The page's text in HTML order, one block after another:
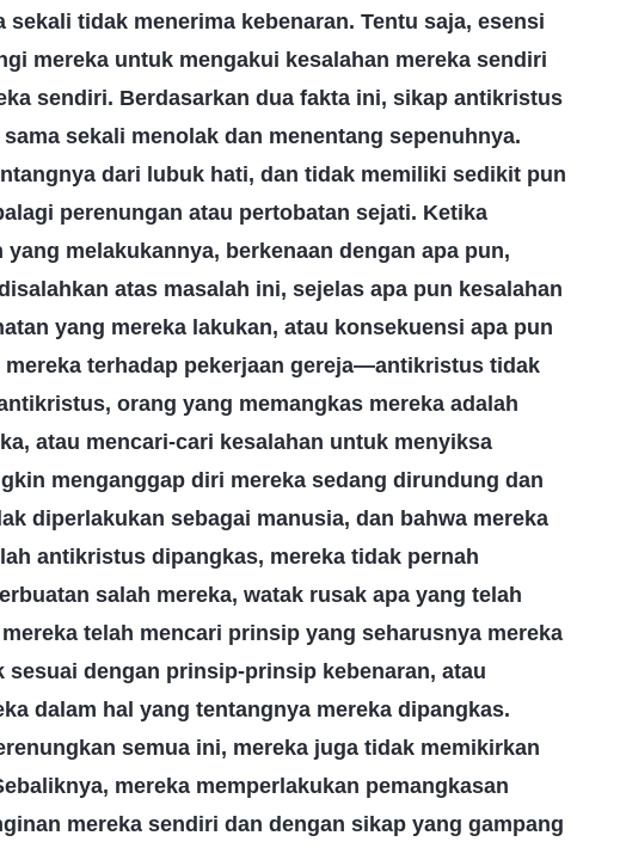
sekali tidak menerima kebenaran. Tentu saja, esensi
mereka untuk mengakui kesalahan mereka sendiri
sendiri. Berdasarkan dua fakta ini, sikap antikristus
sekali menolak dan menentang sepenuhnya.
dari lubuk hati, dan tidak memiliki sedikit pun
perenungan atau pertobatan sejati. Ketika
melakukannya, berkenaan dengan apa pun,
atas masalah ini, sejelas apa pun kesalahan
yang mereka lakukan, atau konsekuensi apa pun
terhadap pekerjaan gereja—antikristus tidak
orang yang memangkas mereka adalah
atau mencari-cari kesalahan untuk menyiksa
menganggap diri mereka sedang dirundung dan
diperlakukan sebagai manusia, dan bahwa mereka
antikristus dipangkas, mereka tidak pernah
salah mereka, watak rusak apa yang telah
telah mencari prinsip yang seharusnya mereka
sesuai dengan prinsip-prinsip kebenaran, atau
dalam hal yang tentangnya mereka dipangkas.
semua ini, mereka juga tidak memikirkan
mereka memperlakukan pemangkasan
mereka sendiri dan dengan sikap yang gampang